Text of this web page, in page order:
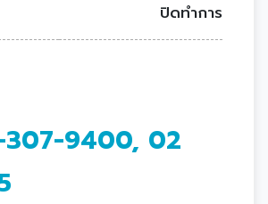
ปิดทำการ
9400, 02